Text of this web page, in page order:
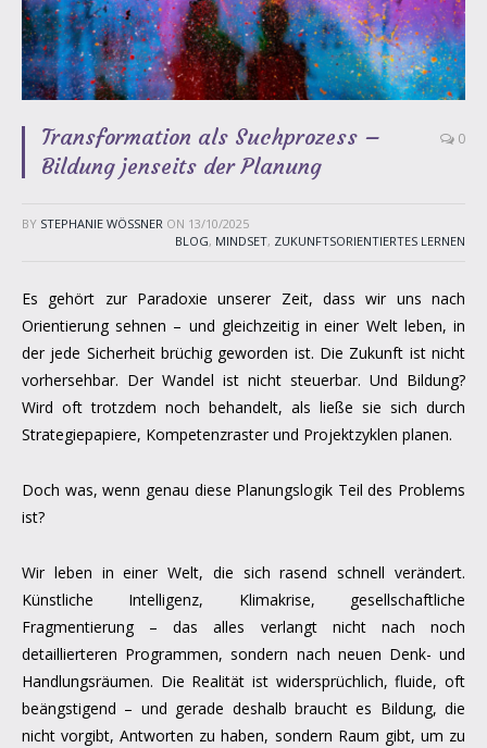
Transformation als Suchprozess –
Bildung jenseits der Planung
0
BY STEPHANIE WÖSSNER ON 13/10/2025
BLOG, MINDSET, ZUKUNFTSORIENTIERTES LERNEN
Es gehört zur Paradoxie unserer Zeit, dass wir uns nach
Orientierung sehnen – und gleichzeitig in einer Welt leben, in
der jede Sicherheit brüchig geworden ist. Die Zukunft ist nicht
vorhersehbar. Der Wandel ist nicht steuerbar. Und Bildung?
Wird oft trotzdem noch behandelt, als ließe sie sich durch
Strategiepapiere, Kompetenzraster und Projektzyklen planen.
Doch was, wenn genau diese Planungslogik Teil des Problems
ist?
Wir leben in einer Welt, die sich rasend schnell verändert.
Künstliche Intelligenz, Klimakrise, gesellschaftliche
Fragmentierung – das alles verlangt nicht nach noch
detaillierteren Programmen, sondern nach neuen Denk- und
Handlungsräumen. Die Realität ist widersprüchlich, fluide, oft
beängstigend – und gerade deshalb braucht es Bildung, die
nicht vorgibt, Antworten zu haben, sondern Raum gibt, um zu